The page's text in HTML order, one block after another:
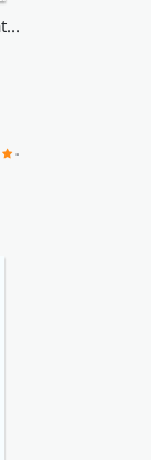
2020 - Nestor Burma : Les Rats de Montsouris
-